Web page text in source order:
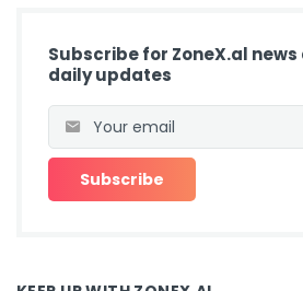
Subscribe for ZoneX.al
daily updates